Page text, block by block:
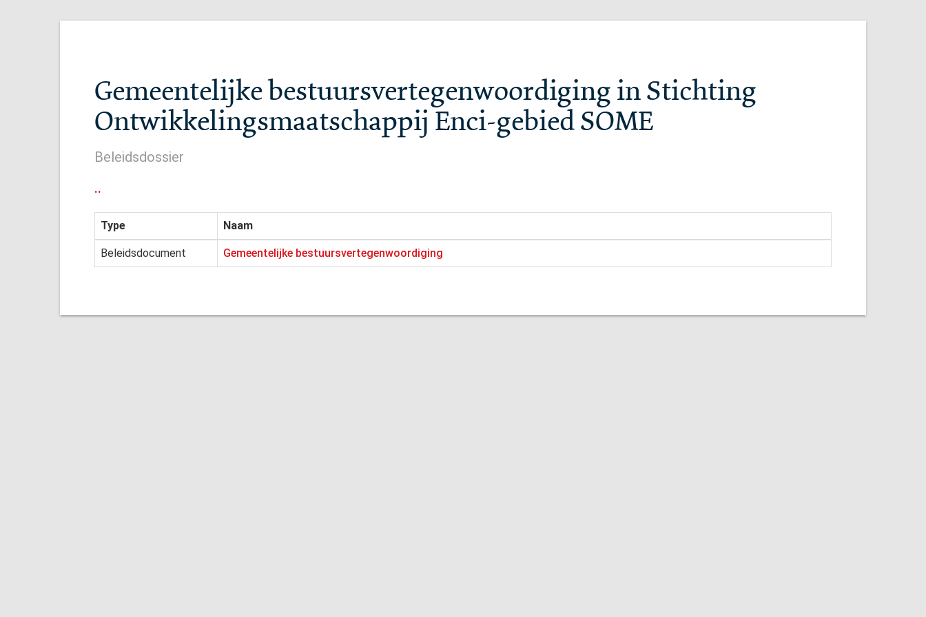
Gemeentelijke bestuursvertegenwoordiging in Stichting
Ontwikkelingsmaatschappij Enci-gebied SOME
Beleidsdossier
..
Type Naam
Beleidsdocument Gemeentelijke bestuursvertegenwoordiging